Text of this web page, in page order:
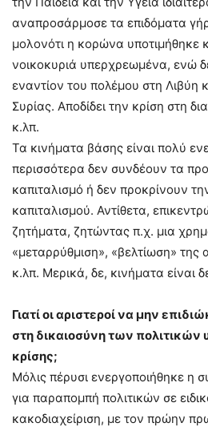
αναπροσάρμοσε τα επιδόματα
μολονότι η κορώνα υποτιμήθηκε
νοικοκυριά υπερχρεωμένα, ενώ
εναντίον του πολέμου στη Λιβύη
Συρίας. Αποδίδει την κρίση στη
κ.λπ.
Τα κινήματα βάσης είναι πολύ
περισσότερα δεν συνδέουν τα
καπιταλισμό ή δεν προκρίνουν
καπιταλισμού. Αντίθετα,
ζητήματα, ζητώντας π.χ. μια
«μεταρρύθμιση», «βελτίωση» της
κ.λπ. Μερικά, δε, κινήματα είναι
Γιατί οι αριστεροί να μην
στη δικαιοσύνη των
κρίσης;
Μόλις πέρυσι ενεργοποιήθηκε η
για παραπομπή πολιτικών σε
κακοδιαχείριση, με τον πρώην